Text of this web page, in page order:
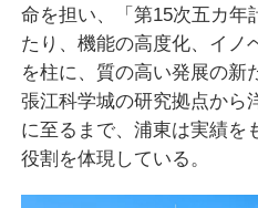
命を担い、「第15次五カ年
たり、機能の高度化、イノ
を柱に、質の高い発展の新
張江科学城の研究拠点から
に至るまで、浦東は実績を
役割を体現している。